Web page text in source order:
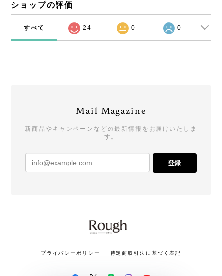
ショップの評価
すべて 24 0 0
Mail Magazine
新商品やキャンペーンなどの最新情報をお届けいたしま
す。
登録
プライバシーポリシー 特定商取引法に基づく表記